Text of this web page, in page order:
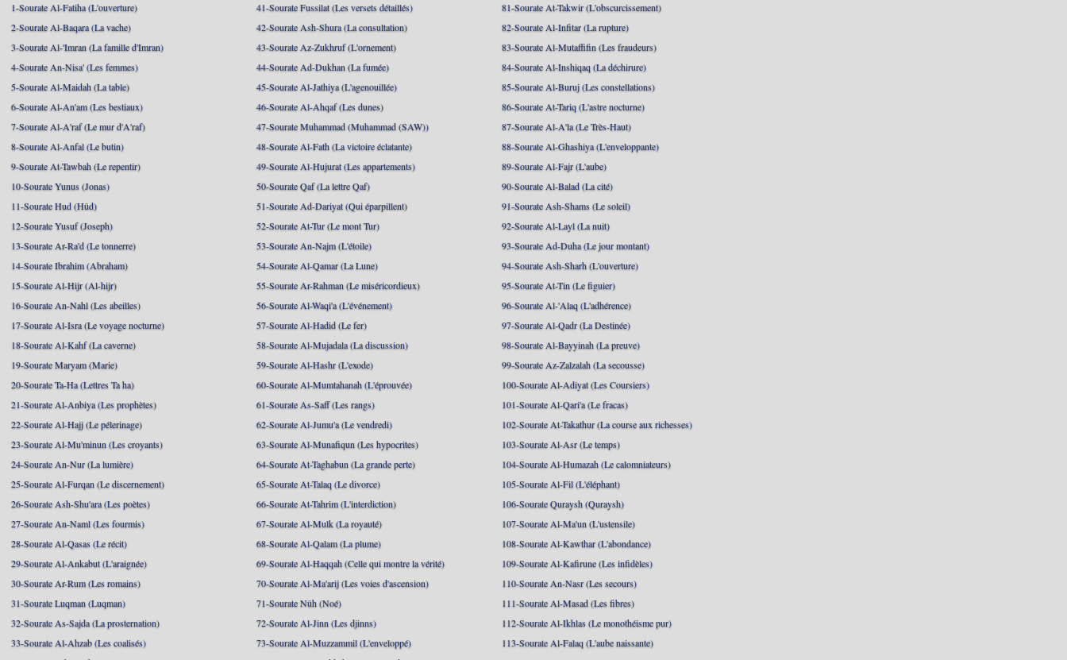
1-Sourate Al-Fatiha (L'ouverture)
2-Sourate Al-Baqara (La vache)
3-Sourate Al-'Imran (La famille d'Imran)
4-Sourate An-Nisa' (Les femmes)
5-Sourate Al-Maidah (La table)
6-Sourate Al-An'am (Les bestiaux)
7-Sourate Al-A'raf (Le mur d'A'raf)
8-Sourate Al-Anfal (Le butin)
9-Sourate At-Tawbah (Le repentir)
10-Sourate Yunus (Jonas)
11-Sourate Hud (Hûd)
12-Sourate Yusuf (Joseph)
13-Sourate Ar-Ra'd (Le tonnerre)
14-Sourate Ibrahim (Abraham)
15-Sourate Al-Hijr (Al-hijr)
16-Sourate An-Nahl (Les abeilles)
17-Sourate Al-Isra (Le voyage nocturne)
18-Sourate Al-Kahf (La caverne)
19-Sourate Maryam (Marie)
20-Sourate Ta-Ha (Lettres Ta ha)
21-Sourate Al-Anbiya (Les prophètes)
22-Sourate Al-Hajj (Le pélerinage)
23-Sourate Al-Mu'minun (Les croyants)
24-Sourate An-Nur (La lumière)
25-Sourate Al-Furqan (Le discernement)
26-Sourate Ash-Shu'ara (Les poètes)
27-Sourate An-Naml (Les fourmis)
28-Sourate Al-Qasas (Le récit)
29-Sourate Al-Ankabut (L'araignée)
30-Sourate Ar-Rum (Les romains)
31-Sourate Luqman (Luqman)
32-Sourate As-Sajda (La prosternation)
33-Sourate Al-Ahzab (Les coalisés)
41-Sourate Fussilat (Les versets détaillés)
42-Sourate Ash-Shura (La consultation)
43-Sourate Az-Zukhruf (L'ornement)
44-Sourate Ad-Dukhan (La fumée)
45-Sourate Al-Jathiya (L'agenouillée)
46-Sourate Al-Ahqaf (Les dunes)
47-Sourate Muhammad (Muhammad (SAW))
48-Sourate Al-Fath (La victoire éclatante)
49-Sourate Al-Hujurat (Les appartements)
50-Sourate Qaf (La lettre Qaf)
51-Sourate Ad-Dariyat (Qui éparpillent)
52-Sourate At-Tur (Le mont Tur)
53-Sourate An-Najm (L'étoile)
54-Sourate Al-Qamar (La Lune)
55-Sourate Ar-Rahman (Le miséricordieux)
56-Sourate Al-Waqi'a (L'événement)
57-Sourate Al-Hadid (Le fer)
58-Sourate Al-Mujadala (La discussion)
59-Sourate Al-Hashr (L'exode)
60-Sourate Al-Mumtahanah (L'éprouvée)
61-Sourate As-Saff (Les rangs)
62-Sourate Al-Jumu'a (Le vendredi)
63-Sourate Al-Munafiqun (Les hypocrites)
64-Sourate At-Taghabun (La grande perte)
65-Sourate At-Talaq (Le divorce)
66-Sourate At-Tahrim (L'interdiction)
67-Sourate Al-Mulk (La royauté)
68-Sourate Al-Qalam (La plume)
69-Sourate Al-Haqqah (Celle qui montre la vérité)
70-Sourate Al-Ma'arij (Les voies d'ascension)
71-Sourate Nûh (Noé)
72-Sourate Al-Jinn (Les djinns)
73-Sourate Al-Muzzammil (L'enveloppé)
81-Sourate At-Takwir (L'obscurcissement)
82-Sourate Al-Infitar (La rupture)
83-Sourate Al-Mutaffifin (Les fraudeurs)
84-Sourate Al-Inshiqaq (La déchirure)
85-Sourate Al-Buruj (Les constellations)
86-Sourate At-Tariq (L'astre nocturne)
87-Sourate Al-A'la (Le Très-Haut)
88-Sourate Al-Ghashiya (L'enveloppante)
89-Sourate Al-Fajr (L'aube)
90-Sourate Al-Balad (La cité)
91-Sourate Ash-Shams (Le soleil)
92-Sourate Al-Layl (La nuit)
93-Sourate Ad-Duha (Le jour montant)
94-Sourate Ash-Sharh (L'ouverture)
95-Sourate At-Tin (Le figuier)
96-Sourate Al-'Alaq (L'adhérence)
97-Sourate Al-Qadr (La Destinée)
98-Sourate Al-Bayyinah (La preuve)
99-Sourate Az-Zalzalah (La secousse)
100-Sourate Al-Adiyat (Les Coursiers)
101-Sourate Al-Qari'a (Le fracas)
102-Sourate At-Takathur (La course aux richesses)
103-Sourate Al-Asr (Le temps)
104-Sourate Al-Humazah (Le calomniateurs)
105-Sourate Al-Fil (L'éléphant)
106-Sourate Quraysh (Quraysh)
107-Sourate Al-Ma'un (L'ustensile)
108-Sourate Al-Kawthar (L'abondance)
109-Sourate Al-Kafirune (Les infidèles)
110-Sourate An-Nasr (Les secours)
111-Sourate Al-Masad (Les fibres)
112-Sourate Al-Ikhlas (Le monothéisme pur)
113-Sourate Al-Falaq (L'aube naissante)